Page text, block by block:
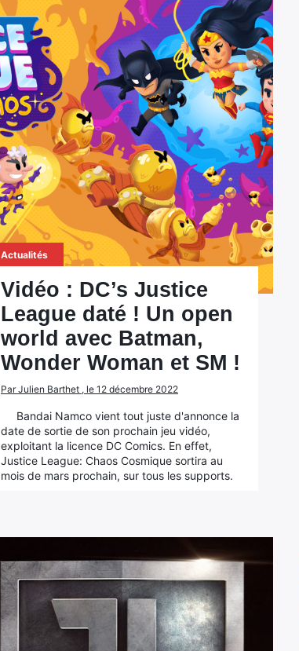
Actualités
Vidéo : DC’s Justice
League daté ! Un open
world avec Batman,
Wonder Woman et SM !
Par Julien Barthet , le 12 décembre 2022
Bandai Namco vient tout juste d'annonce la
date de sortie de son prochain jeu vidéo,
exploitant la licence DC Comics. En effet,
Justice League: Chaos Cosmique sortira au
mois de mars prochain, sur tous les supports.